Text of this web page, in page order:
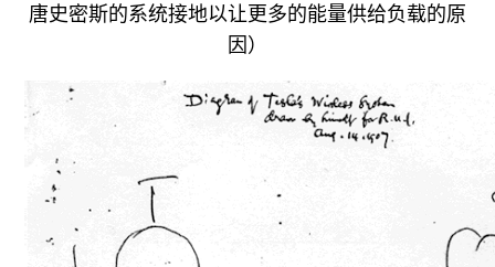
唐史密斯的系统接地以让更多的能量供给负载的原
因）